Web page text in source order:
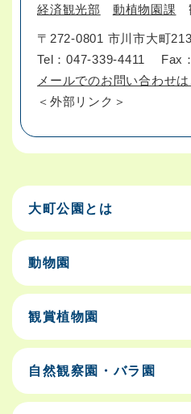
経済観光部 動植物園課
〒272-0801 市川市大町
Tel：047-339-4411
Fax
メールでのお問い合わせ
＜外部リンク＞
大町公園とは
動物園
観賞植物園
自然観察園・バラ園